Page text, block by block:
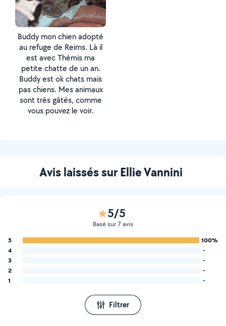
Buddy mon chien adopté
au refuge de Reims. Là il
est avec Thémis ma
petite chatte de un an.
Buddy est ok chats mais
pas chiens. Mes animaux
sont très gâtés, comme
vous pouvez le voir.
Avis laissés sur Ellie Vannini
5/5
Basé sur 7 avis
5
100%
4
-
3
-
2
-
1
-
Filtrer